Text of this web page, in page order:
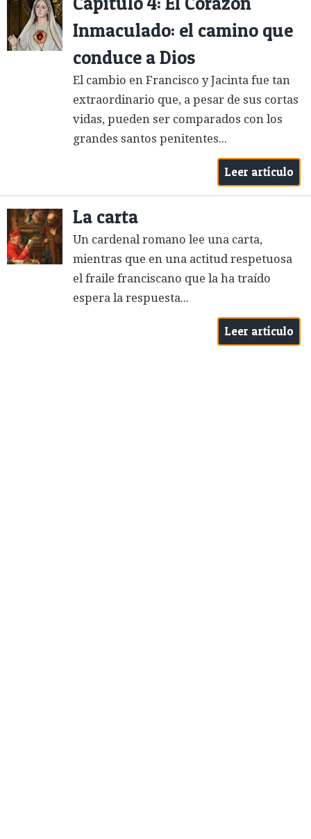
Inmaculado: el camino que
conduce a Dios
El cambio en Francisco y Jacinta fue tan
extraordinario que, a pesar de sus cortas
vidas, pueden ser comparados con los
grandes santos penitentes...
Leer artículo
La carta
Un cardenal romano lee una carta,
mientras que en una actitud respetuosa
el fraile franciscano que la ha traído
espera la respuesta...
Leer artículo